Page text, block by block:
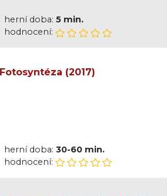
herní doba: 5 min.
hodnocení:
Fotosyntéza (2017)
herní doba: 30-60 min.
hodnocení: